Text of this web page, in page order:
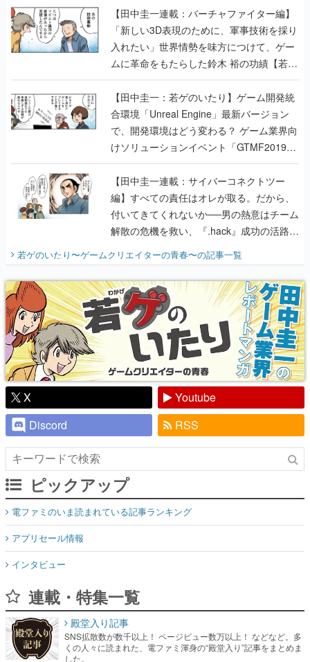
【田中圭一連載：バーチャファイター編】
「新しい3D表現のために、軍事技術を採り
入れたい」世界情勢を味方につけて、ゲー
ムに革命をもたらした鈴木 裕の功績【若ゲ
のいたり】
【田中圭一：若ゲのいたり】ゲーム開発統
合環境「Unreal Engine」最新バージョン
で、開発環境はどう変わる？ ゲーム業界向
けソリューションイベント「GTMF2019」
に行って、より理解を深めよう【PR】
【田中圭一連載：サイバーコネクトツー
編】すべての責任はオレが取る。だから、
付いてきてくれないか──男の熱意はチーム
解散の危機を救い、『.hack』成功の活路を
開く。業界の快男児・松山 洋に流れる血は
『少年ジャンプ』色だった【若ゲのいた
り】
若ゲのいたり〜ゲームクリエイターの青春〜の記事一覧
X
Youtube
Discord
RSS
ピックアップ
電ファミのいま読まれている記事ランキング
アプリセール情報
インタビュー
連載・特集一覧
殿堂入り記事
SNS拡散数が数千以上！ ページビュー数万以上！ などなど。多
くの人々に読まれた、電ファミ渾身の“殿堂入り”記事をまとめま
した。